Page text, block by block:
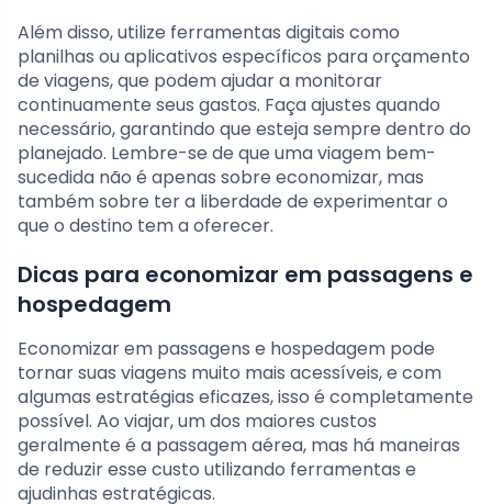
Além disso, utilize ferramentas digitais como
planilhas ou aplicativos específicos para orçamento
de viagens, que podem ajudar a monitorar
continuamente seus gastos. Faça ajustes quando
necessário, garantindo que esteja sempre dentro do
planejado. Lembre-se de que uma viagem bem-
sucedida não é apenas sobre economizar, mas
também sobre ter a liberdade de experimentar o
que o destino tem a oferecer.
Dicas para economizar em passagens e
hospedagem
Economizar em passagens e hospedagem pode
tornar suas viagens muito mais acessíveis, e com
algumas estratégias eficazes, isso é completamente
possível. Ao viajar, um dos maiores custos
geralmente é a passagem aérea, mas há maneiras
de reduzir esse custo utilizando ferramentas e
ajudinhas estratégicas.